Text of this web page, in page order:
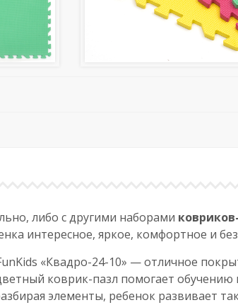
либо с другими наборами
интересное, яркое, комфортное и
«Квадро-24-10» — отличное
коврик-пазл помогает
элементы, ребенок развивает